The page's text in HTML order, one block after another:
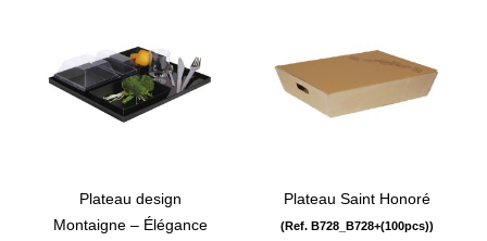
Plateau design
Montaigne – Élégance
Plateau Saint Honoré
(Ref. B728_B728+(100pcs))